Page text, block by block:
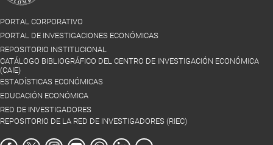
PORTAL CORPORATIVO
PORTAL DE INVESTIGACIONES ECONÓMICAS
REPOSITORIO INSTITUCIONAL
CATÁLOGO BIBLIOGRÁFICO DEL CENTRO DE INVESTIGACIÓN ECONÓMICA
(CAIE)
ESTADÍSTICAS ECONÓMICAS
EDUCACIÓN ECONÓMICA
RED DE INVESTIGADORES
REPOSITORIO DE LA RED DE INVESTIGADORES (RIEC)